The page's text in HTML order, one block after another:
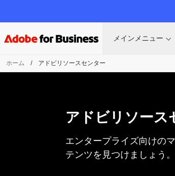
メインメニュー
ホーム / アドビリソースセンター
アドビリソース
エンタープライズ向けの
テンツを見つけましょう。